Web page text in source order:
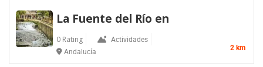
La Fuente del Río en
0 Rating
Actividades
Andalucía
2 km